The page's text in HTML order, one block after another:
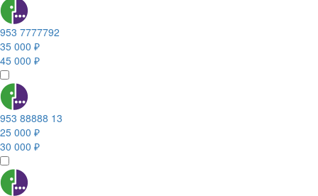
953 7777792
35 000 ₽
45 000 ₽
953 88888 13
25 000 ₽
30 000 ₽